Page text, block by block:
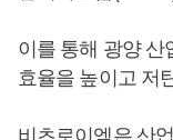
이를 통해 광양 산
효율을 높이고 저
비츠로이엠은 산